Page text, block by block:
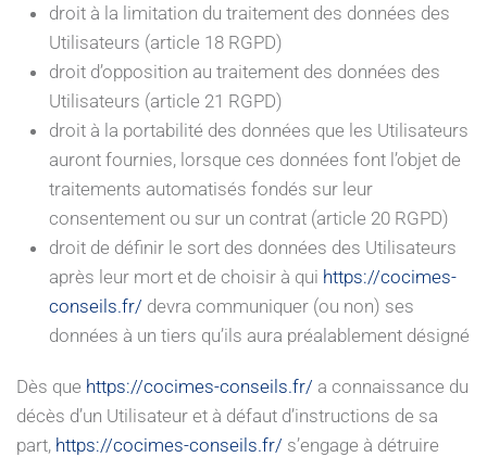
droit à la limitation du traitement des données des
Utilisateurs (article 18 RGPD)
droit d’opposition au traitement des données des
Utilisateurs (article 21 RGPD)
droit à la portabilité des données que les Utilisateurs
auront fournies, lorsque ces données font l’objet de
traitements automatisés fondés sur leur
consentement ou sur un contrat (article 20 RGPD)
droit de définir le sort des données des Utilisateurs
après leur mort et de choisir à qui https://cocimes-
conseils.fr/ devra communiquer (ou non) ses
données à un tiers qu’ils aura préalablement désigné
Dès que https://cocimes-conseils.fr/ a connaissance du
décès d’un Utilisateur et à défaut d’instructions de sa
part, https://cocimes-conseils.fr/ s’engage à détruire